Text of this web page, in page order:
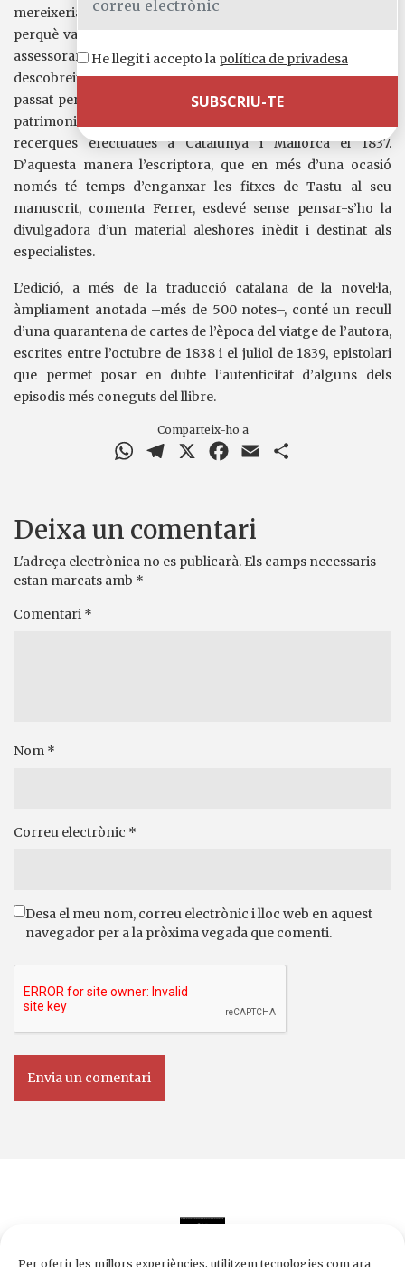
Per oferir les millors experiències, utilitzem tecnologies com ara
mereixeria, diu el filòleg, de ser qualificat d’autor de l’obra,
perquè va corregir els errors que va detectar en l’escrit, va
assessorar-la sobre les particularitats de la societat illenca i li
descobreix temes i personatges històrics que li havien
passat per alt. Ho va fer proposant-li el fitxer que sobre el
patrimoni cultural català havia elaborat durant les seves
recerques efectuades a Catalunya i Mallorca el 1837.
D’aquesta manera l’escriptora, que en més d’una ocasió
només té temps d’enganxar les fitxes de Tastu al seu
manuscrit, comenta Ferrer, esdevé sense pensar-s’ho la
divulgadora d’un material aleshores inèdit i destinat als
especialistes.
L’edició, a més de la traducció catalana de la novel·la,
àmpliament anotada –més de 500 notes–, conté un recull
d’una quarantena de cartes de l’època del viatge de l’autora,
escrites entre l’octubre de 1838 i el juliol de 1839, epistolari
que permet posar en dubte l’autenticitat d’alguns dels
episodis més coneguts del llibre.
Comparteix-ho a
WhatsAppTelegram Facebook
Email
Deixa un comentari
L'adreça electrònica no es publicarà. Els camps necessaris
estan marcats amb *
Comentari *
Nom *
Correu electrònic *
Desa el meu nom, correu electrònic i lloc web en aquest
navegador per a la pròxima vegada que comenti.
He llegit i accepto la política de privadesa